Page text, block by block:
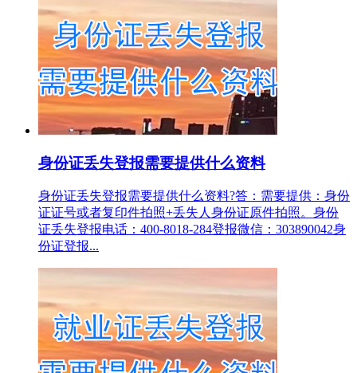
身份证丢失登报需要提供什么资料
身份证丢失登报需要提供什么资料?答：需要提供：身份
证证号或者复印件拍照+丢失人身份证原件拍照。身份
证丢失登报电话：400-8018-284登报微信：303890042身
份证登报...